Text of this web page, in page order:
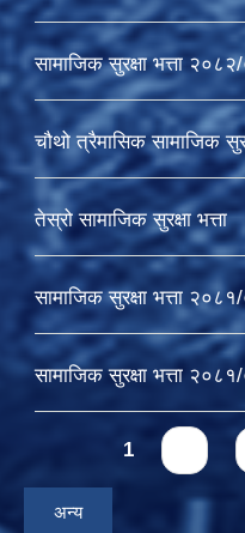
सामाजिक सुरक्षा भत्ता
चौथो त्रैमासिक सामाजिक
तेस्रो सामाजिक सुरक्षा भत्ता
सामाजिक सुरक्षा भत्ता
सामाजिक सुरक्षा भत्ता
Pages1
अन्य